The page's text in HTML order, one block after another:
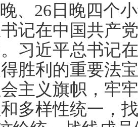
、26日晚四个
记在中国共产
习近平总书记
胜利的重要法
主义旗帜，牢
多样性统一，